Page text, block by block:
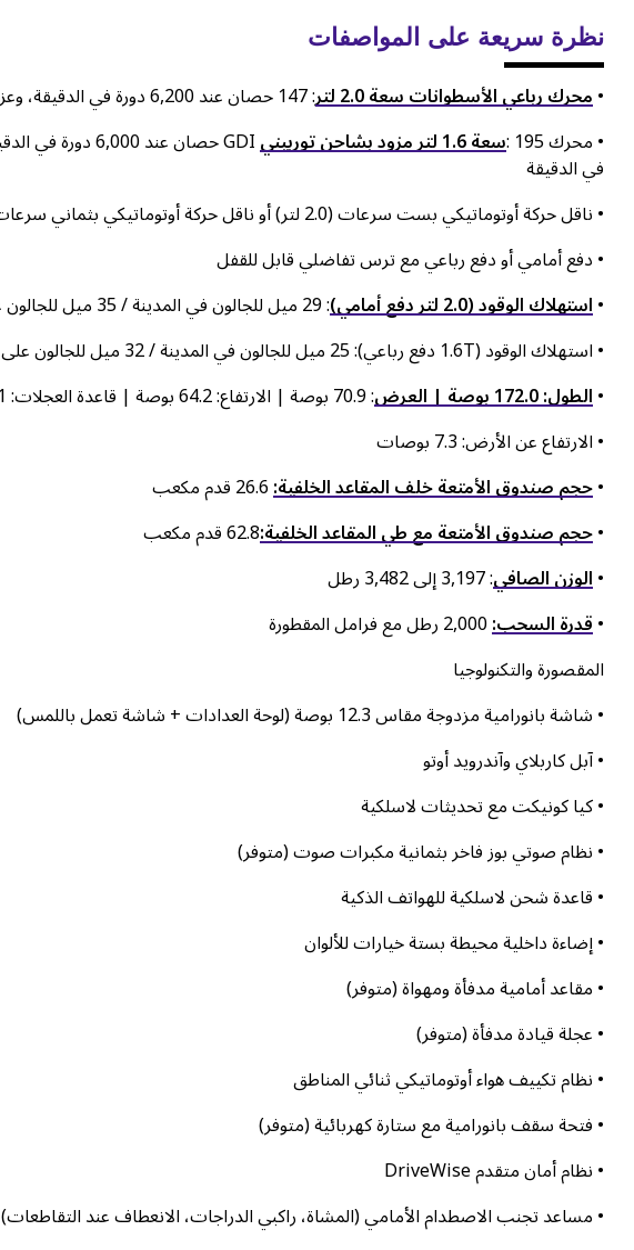
نظرة سريعة على المواصفات
•محرك رباعي الأسطوانات سعة 2.0 لتر
: 147 حصان عند 6,200 دورة في الدقيقة، وعزم دوران 132 رطل-قدم عند 4,500 دورة في الدقيقة
• محرك GDI
سعة 1.6 لتر مزود بشاحن توربيني
في الدقيقة
• ناقل حركة أوتوماتيكي بست سرعات (2.0 لتر) أو ناقل حركة أوتوماتيكي بثماني سرعات (1.6T)
• دفع أمامي أو دفع رباعي مع ترس تفاضلي قابل للقفل
•استهلاك الوقود (2.0 لتر دفع أمامي)
: 29 ميل للجالون في المدينة / 35 ميل للجالون على الطريق السريع
• استهلاك الوقود (1.6T دفع رباعي): 25 ميل للجالون في المدينة / 32 ميل للجالون على الطريق السريع
•الطول: 172.0 بوصة | العرض
: 70.9 بوصة | الارتفاع: 64.2 بوصة | قاعدة العجلات: 105.1 بوصة
• الارتفاع عن الأرض: 7.3 بوصات
•حجم صندوق الأمتعة خلف المقاعد الخلفية:26.6 قدم مكعب
•حجم صندوق الأمتعة مع طي المقاعد الخلفية:62.8 قدم مكعب
•الوزن الصافي: 3,197 إلى 3,482 رطل
•قدرة السحب:2,000 رطل مع فرامل المقطورة
المقصورة والتكنولوجيا
• شاشة بانورامية مزدوجة مقاس 12.3 بوصة (لوحة العدادات + شاشة تعمل باللمس)
• آبل كاربلاي وآندرويد أوتو
• كيا كونيكت مع تحديثات لاسلكية
• نظام صوتي بوز فاخر بثمانية مكبرات صوت (متوفر)
• قاعدة شحن لاسلكية للهواتف الذكية
• إضاءة داخلية محيطة بستة خيارات للألوان
• مقاعد أمامية مدفأة ومهواة (متوفر)
• عجلة قيادة مدفأة (متوفر)
• نظام تكييف هواء أوتوماتيكي ثنائي المناطق
• فتحة سقف بانورامية مع ستارة كهربائية (متوفر)
• نظام أمان متقدم DriveWise
• مساعد تجنب الاصطدام الأمامي (المشاة، راكبي الدراجات، الانعطاف عند التقاطعات)